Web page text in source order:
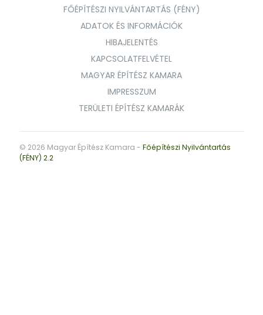
FŐÉPÍTÉSZI NYILVÁNTARTÁS (FÉNY)
ADATOK ÉS INFORMÁCIÓK
HIBAJELENTÉS
KAPCSOLATFELVÉTEL
MAGYAR ÉPÍTÉSZ KAMARA
IMPRESSZUM
TERÜLETI ÉPÍTÉSZ KAMARÁK
© 2026 Magyar Építész Kamara - Főépítészi Nyilvántartás
(FÉNY) 2.2